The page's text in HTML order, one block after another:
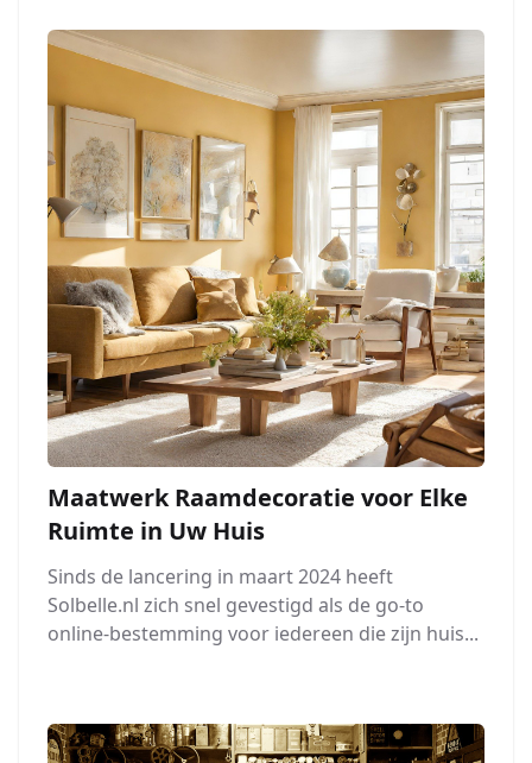
Maatwerk Raamdecoratie voor Elke
Ruimte in Uw Huis
Sinds de lancering in maart 2024 heeft
Solbelle.nl zich snel gevestigd als de go-to
online-bestemming voor iedereen die zijn huis...